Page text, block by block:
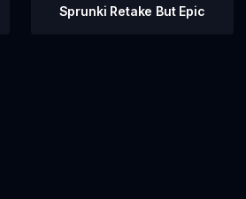
Sprunki Retake But Epic